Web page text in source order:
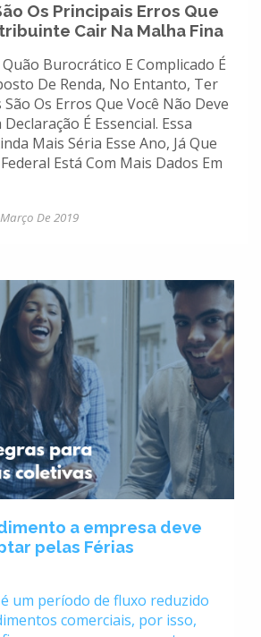
Os Principais Erros Que
Cair Na Malha Fina
Burocrático E Complicado É
De Renda, No Entanto, Ter
Os Erros Que Você Não Deve
É Essencial. Essa
Mais Séria Esse Ano, Já Que
Está Com Mais Dados Em
De 2019
a empresa deve
pelas Férias
um período de fluxo reduzido
comerciais, por isso,